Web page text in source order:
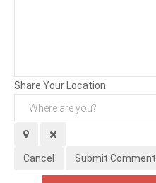
Share Your Location
Cancel Submit Comment